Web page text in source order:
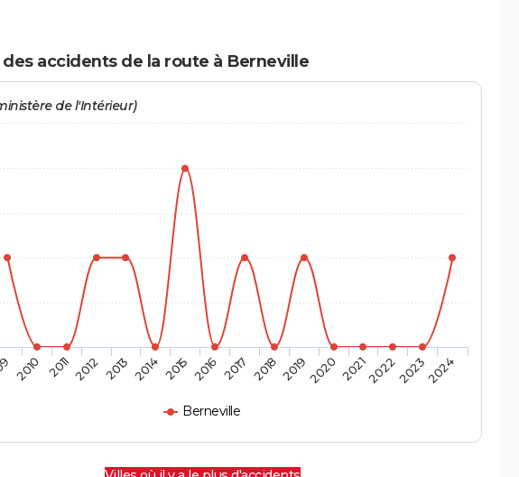
accidents de la route à Berneville
de l'Intérieur)
Berneville
2010 2011 2012 2013 2014 2015 2016 2017 2018 20192020 2021202220232024